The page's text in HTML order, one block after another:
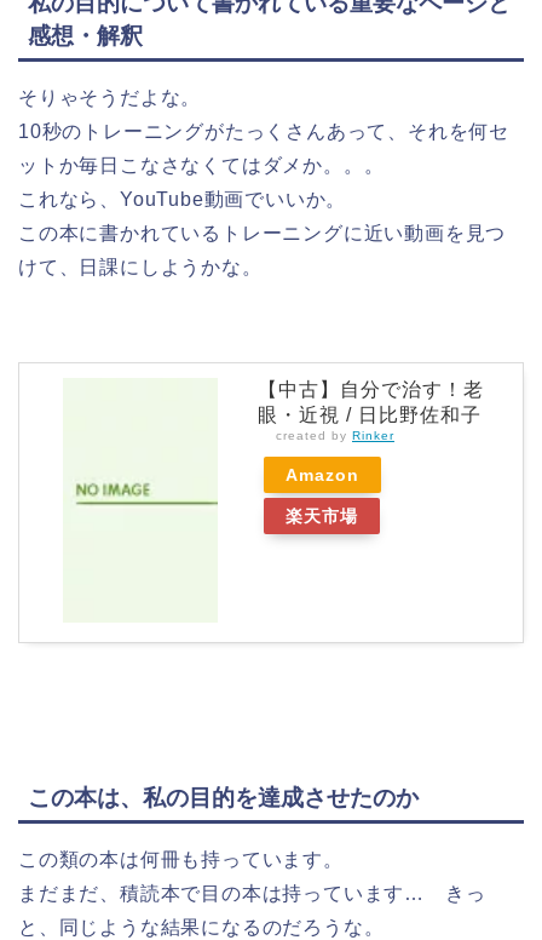
感想・解釈
そりゃそうだよな。
10秒のトレーニングがたっくさんあって、それを何セ
ットか毎日こなさなくてはダメか。。。
これなら、YouTube動画でいいか。
この本に書かれているトレーニングに近い動画を見つ
けて、日課にしようかな。
【中古】自分で治す！老
眼・近視 / 日比野佐和子
created by Rinker
Amazon
楽天市場
この本は、私の目的を達成させたのか
この類の本は何冊も持っています。
まだまだ、積読本で目の本は持っています… きっ
と、同じような結果になるのだろうな。